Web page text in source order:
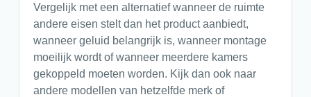
Vergelijk met een alternatief wanneer de ruimte
andere eisen stelt dan het product aanbiedt,
wanneer geluid belangrijk is, wanneer montage
moeilijk wordt of wanneer meerdere kamers
gekoppeld moeten worden. Kijk dan ook naar
andere modellen van hetzelfde merk of